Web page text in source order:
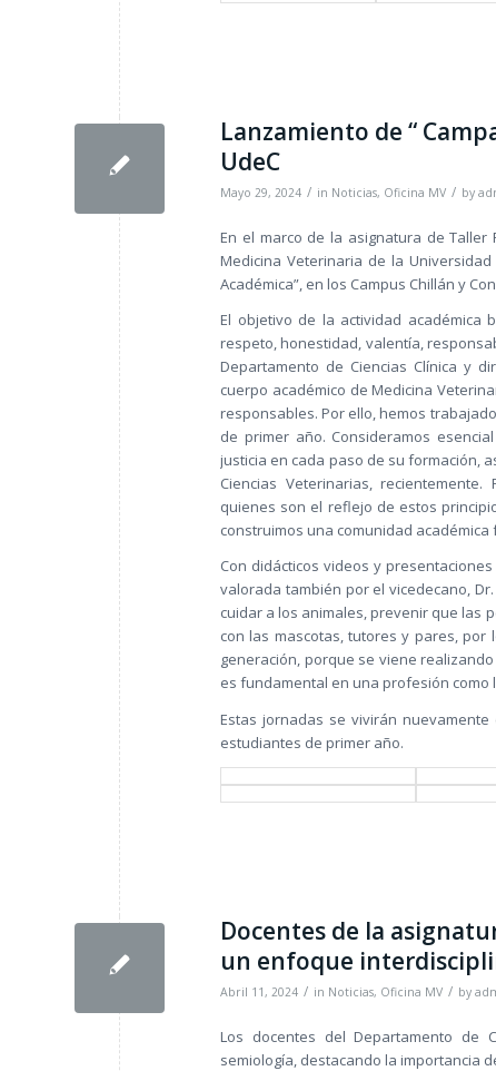
Lanzamiento de “
UdeC
Mayo 29, 2024 / in Noticias, Oficina MV / by
En el marco de la asignatura de
Medicina Veterinaria de la
Académica”, en los Campus Chillán y
El objetivo de la actividad académica
respeto, honestidad, valentía,
Departamento de Ciencias Clínica y
cuerpo académico de Medicina
responsables. Por ello, hemos
de primer año. Consideramos
justicia en cada paso de su formación,
Ciencias Veterinarias,
quienes son el reflejo de estos
construimos una comunidad académica
Con didácticos videos y
valorada también por el vicedecano,
cuidar a los animales, prevenir que las
con las mascotas, tutores y pares,
generación, porque se viene
es fundamental en una profesión como
Estas jornadas se vivirán
estudiantes de primer año.
Docentes de la
un enfoque
Abril 11, 2024 / in Noticias, Oficina MV / by
Los docentes del Departamento de
semiología, destacando la importancia